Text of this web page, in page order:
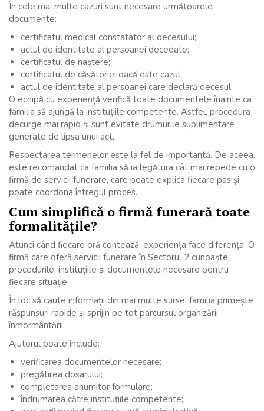
În cele mai multe cazuri sunt necesare următoarele
documente:
certificatul medical constatator al decesului;
actul de identitate al persoanei decedate;
certificatul de naștere;
certificatul de căsătorie, dacă este cazul;
actul de identitate al persoanei care declară decesul.
O echipă cu experiență verifică toate documentele înainte ca
familia să ajungă la instituțiile competente. Astfel, procedura
decurge mai rapid și sunt evitate drumurile suplimentare
generate de lipsa unui act.
Respectarea termenelor este la fel de importantă. De aceea,
este recomandat ca familia să ia legătura cât mai repede cu o
firmă de servicii funerare, care poate explica fiecare pas și
poate coordona întregul proces.
Cum simplifică o firmă funerară toate
formalitățile?
Atunci când fiecare oră contează, experiența face diferența. O
firmă care oferă servicii funerare în Sectorul 2 cunoaște
procedurile, instituțiile și documentele necesare pentru
fiecare situație.
În loc să caute informații din mai multe surse, familia primește
răspunsuri rapide și sprijin pe tot parcursul organizării
înmormântării.
Ajutorul poate include:
verificarea documentelor necesare;
pregătirea dosarului;
completarea anumitor formulare;
îndrumarea către instituțiile competente;